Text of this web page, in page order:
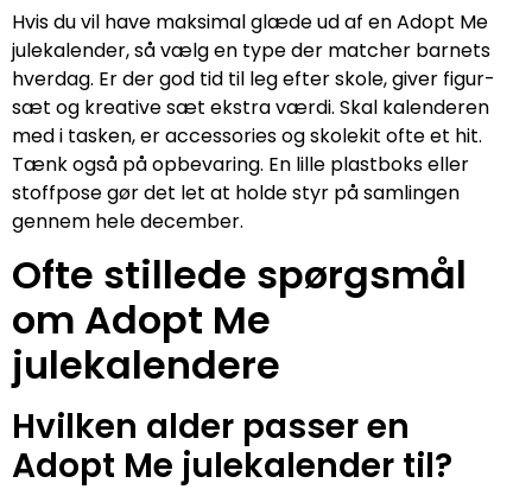
Hvis du vil have maksimal glæde ud af en Adopt Me
julekalender, så vælg en type der matcher barnets
hverdag. Er der god tid til leg efter skole, giver figur-
sæt og kreative sæt ekstra værdi. Skal kalenderen
med i tasken, er accessories og skolekit ofte et hit.
Tænk også på opbevaring. En lille plastboks eller
stoffpose gør det let at holde styr på samlingen
gennem hele december.
Ofte stillede spørgsmål
om Adopt Me
julekalendere
Hvilken alder passer en
Adopt Me julekalender til?